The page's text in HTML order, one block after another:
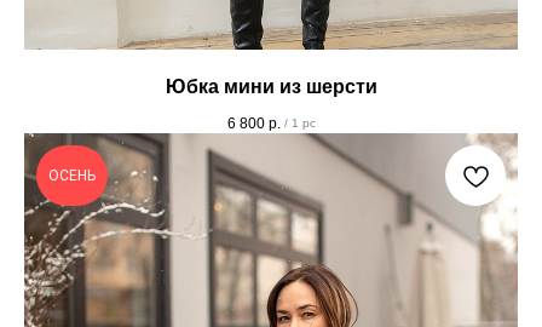
Юбка мини из шерсти
6 800 р. / 1 pc
ОСЕНЬ